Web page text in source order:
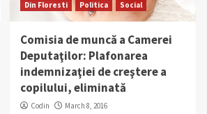
Din Floresti Politica Social
Comisia de muncă a Camerei
Deputaţilor: Plafonarea
indemnizaţiei de creştere a
copilului, eliminată
Codin March 8, 2016